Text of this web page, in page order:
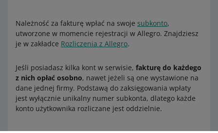
Należność za fakturę wpłać na swoje subkonto,
utworzone w momencie rejestracji w Allegro. Znajdziesz
je w zakładce Rozliczenia z Allegro.
Jeśli posiadasz kilka kont w serwisie, fakturę do każdego
z nich opłać osobno, nawet jeżeli są one wystawione na
dane jednej firmy. Podstawą do zaksięgowania wpłaty
jest wyłącznie unikalny numer subkonta, dlatego każde
konto użytkownika rozliczane jest oddzielnie.